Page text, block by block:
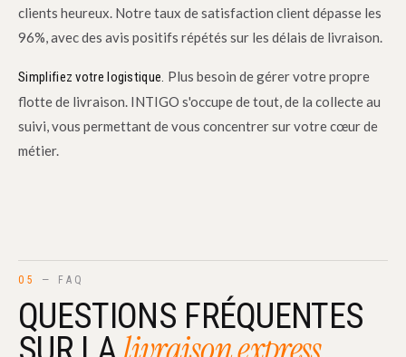
clients heureux. Notre taux de satisfaction client dépasse les
96%, avec des avis positifs répétés sur les délais de livraison.
Simplifiez votre logistique. Plus besoin de gérer votre propre
flotte de livraison. INTIGO s'occupe de tout, de la collecte au
suivi, vous permettant de vous concentrer sur votre cœur de
métier.
05 — FAQ
QUESTIONS FRÉQUENTES